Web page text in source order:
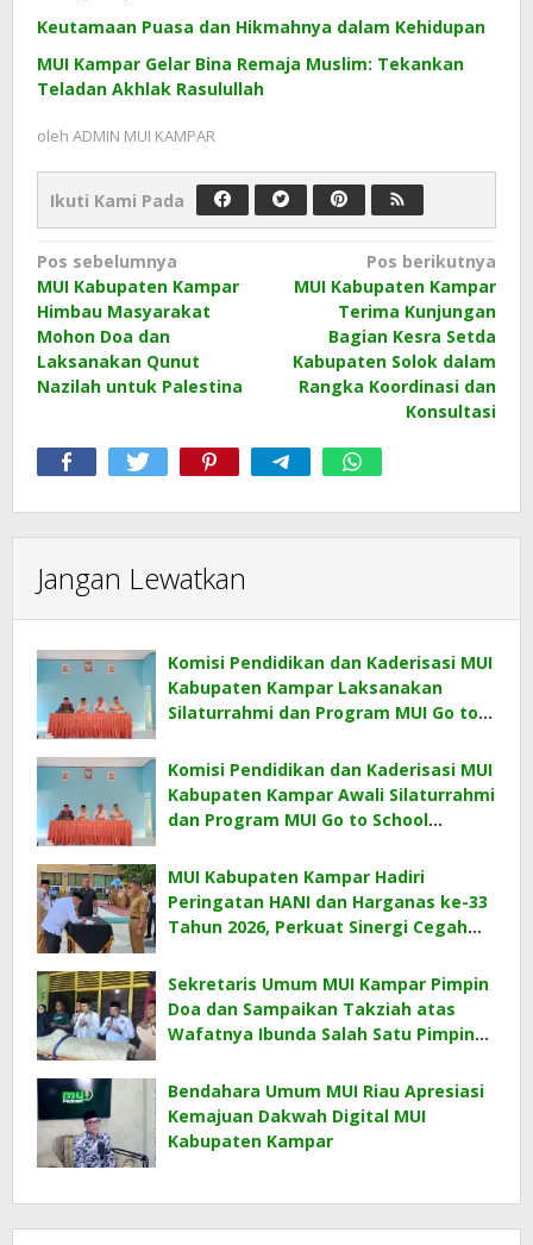
Keutamaan Puasa dan Hikmahnya dalam Kehidupan
MUI Kampar Gelar Bina Remaja Muslim: Tekankan
Teladan Akhlak Rasulullah
oleh ADMIN MUI KAMPAR
Ikuti Kami Pada
Navigasi
pos
Pos sebelumnya
MUI Kabupaten Kampar
Himbau Masyarakat
Mohon Doa dan
Laksanakan Qunut
Nazilah untuk Palestina
Pos berikutnya
MUI Kabupaten Kampar
Terima Kunjungan
Bagian Kesra Setda
Kabupaten Solok dalam
Rangka Koordinasi dan
Konsultasi
Jangan Lewatkan
Komisi Pendidikan dan Kaderisasi MUI
Kabupaten Kampar Laksanakan
Silaturrahmi dan Program MUI Go to
Bangkinang Kota
Komisi Pendidikan dan Kaderisasi MUI
Kabupaten Kampar Awali Silaturrahmi
dan Program MUI Go to School
Bangkinang
MUI Kabupaten Kampar Hadiri
Peringatan HANI dan Harganas ke-33
Tahun 2026, Perkuat Sinergi Cegah
Keluarga
Sekretaris Umum MUI Kampar Pimpin
Doa dan Sampaikan Takziah atas
Wafatnya Ibunda Salah Satu Pimpinan
Bendahara Umum MUI Riau Apresiasi
Kemajuan Dakwah Digital MUI
Kabupaten Kampar